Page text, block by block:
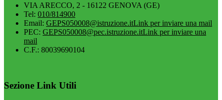
VIA ARECCO, 2 - 16122 GENOVA (GE)
Tel: 010/814900
Email: GEPS050008@istruzione.itLink per inviare una mail
PEC: GEPS050008@pec.istruzione.itLink per inviare una
mail
C.F.: 80039690104
Sezione Link Utili